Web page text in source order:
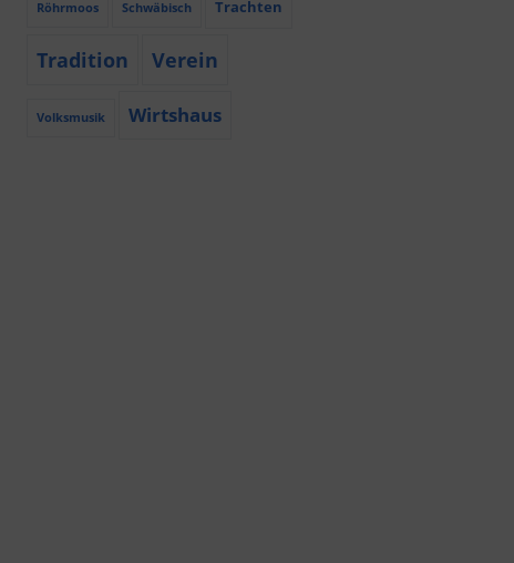
Röhrmoos Schwäbisch Trachten
Tradition Verein
Volksmusik Wirtshaus